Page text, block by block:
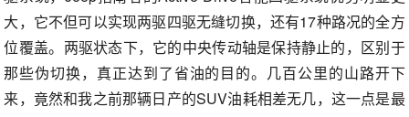
大，它不但可以实现两驱四驱无缝切换，还有17种路况的全方
位覆盖。两驱状态下，它的中央传动轴是保持静止的，区别于
那些伪切换，真正达到了省油的目的。几百公里的山路开下
来，竟然和我之前那辆日产的SUV油耗相差无几，这一点是最